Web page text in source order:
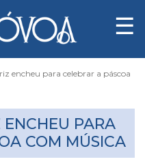
☰
encheu para celebrar a páscoa
PARA
COM MÚSICA